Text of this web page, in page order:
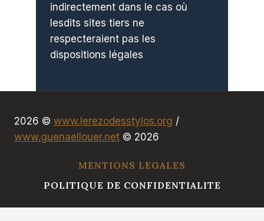
indirectement dans le cas où
lesdits sites tiers ne
respecteraient pas les
dispositions légales
2026 © www.lerezodesstylos.org /
www.guenaellouer.net © 2026
MENTIONS LEGALES
POLITIQUE DE CONFIDENTIALITE